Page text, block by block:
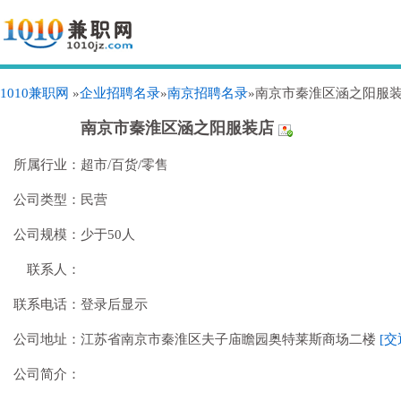
1010兼职网 »企业招聘名录»南京招聘名录»南京市秦淮区涵之阳服
南京市秦淮区涵之阳服装店
所属行业： 超市/百货/零售
公司类型： 民营
公司规模： 少于50人
联系人：
联系电话： 登录后显示
公司地址： 江苏省南京市秦淮区夫子庙瞻园奥特莱斯商场二楼 [交
公司简介：